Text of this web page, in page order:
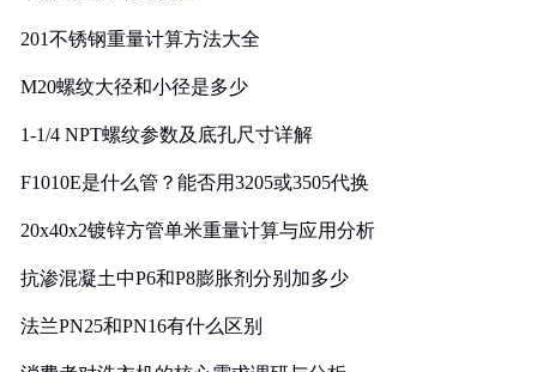
201不锈钢重量计算方法大全
M20螺纹大径和小径是多少
1-1/4 NPT螺纹参数及底孔尺寸详解
F1010E是什么管？能否用3205或3505代换
20x40x2镀锌方管单米重量计算与应用分析
抗渗混凝土中P6和P8膨胀剂分别加多少
法兰PN25和PN16有什么区别